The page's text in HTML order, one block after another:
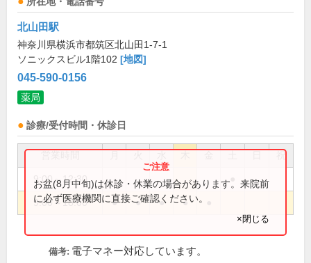
北山田駅
神奈川県横浜市都筑区北山田1-7-1
ソニックスビル1階102 [地図]
045-590-0156
薬局
診療/受付時間・休診日
祝
9:00～12:30
9:00～18:00 ● ● ● ●
お盆(8月中旬)は休診・休業の場合があります。来院前
に必ず医療機関に直接ご確認ください。
×閉じる
備考: 電子マネー対応しています。